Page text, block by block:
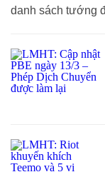
danh sách tướng